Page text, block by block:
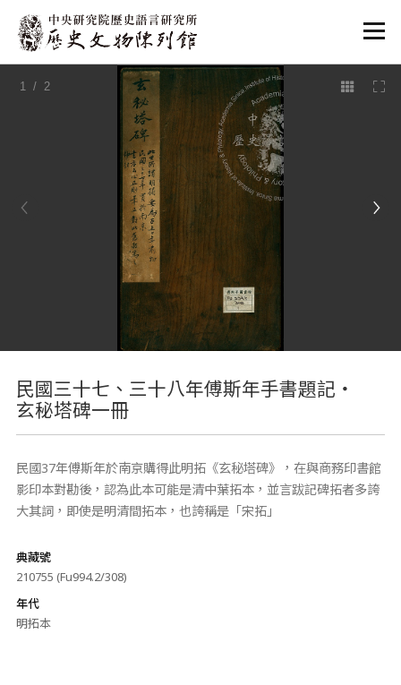
:::
1 / 2
民國三十七、三十八年傅斯年手書題記‧
玄秘塔碑一冊
民國37年傅斯年於南京購得此明拓《玄秘塔碑》，在與商務印書館
影印本對勘後，認為此本可能是清中葉拓本，並言跋記碑拓者多誇
大其詞，即使是明清間拓本，也誇稱是「宋拓」
典藏號
210755 (Fu994.2/308)
年代
明拓本